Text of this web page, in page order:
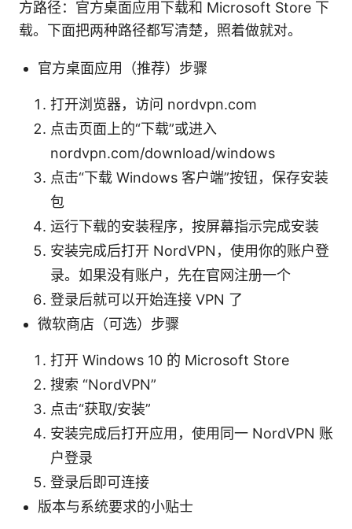
方路径：官方桌面应用下载和 Microsoft Store 下
载。下面把两种路径都写清楚，照着做就对。
官方桌面应用（推荐）步骤
打开浏览器，访问 nordvpn.com
点击页面上的“下载”或进入
nordvpn.com/download/windows
点击“下载 Windows 客户端”按钮，保存安装
包
运行下载的安装程序，按屏幕指示完成安装
安装完成后打开 NordVPN，使用你的账户登
录。如果没有账户，先在官网注册一个
登录后就可以开始连接 VPN 了
微软商店（可选）步骤
打开 Windows 10 的 Microsoft Store
搜索 “NordVPN”
点击“获取/安装”
安装完成后打开应用，使用同一 NordVPN 账
户登录
登录后即可连接
版本与系统要求的小贴士